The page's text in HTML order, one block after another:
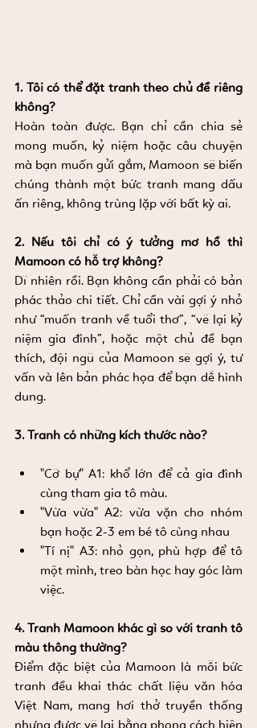
1. Tôi có thể đặt tranh theo chủ đề riêng
không?
Hoàn toàn được. Bạn chỉ cần chia sẻ
mong muốn, kỷ niệm hoặc câu chuyện
mà bạn muốn gửi gắm, Mamoon sẽ biến
chúng thành một bức tranh mang dấu
ấn riêng, không trùng lặp với bất kỳ ai.
2. Nếu tôi chỉ có ý tưởng mơ hồ thì
Mamoon có hỗ trợ không?
Dĩ nhiên rồi. Bạn không cần phải có bản
phác thảo chi tiết. Chỉ cần vài gợi ý nhỏ
như “muốn tranh về tuổi thơ”, “vẽ lại kỷ
niệm gia đình”, hoặc một chủ đề bạn
thích, đội ngũ của Mamoon sẽ gợi ý, tư
vấn và lên bản phác họa để bạn dễ hình
dung.
3. Tranh có những kích thước nào?
"Cỡ bự" A1: khổ lớn để cả gia đình
cùng tham gia tô màu.
"Vừa vừa" A2: vừa vặn cho nhóm
bạn hoặc 2-3 em bé tô cùng nhau
"Tí nị" A3: nhỏ gọn, phù hợp để tô
một mình, treo bàn học hay góc làm
việc.
4. Tranh Mamoon khác gì so với tranh tô
màu thông thường?
Điểm đặc biệt của Mamoon là mỗi bức
tranh đều khai thác chất liệu văn hóa
Việt Nam, mang hơi thở truyền thống
nhưng được vẽ lại bằng phong cách hiện